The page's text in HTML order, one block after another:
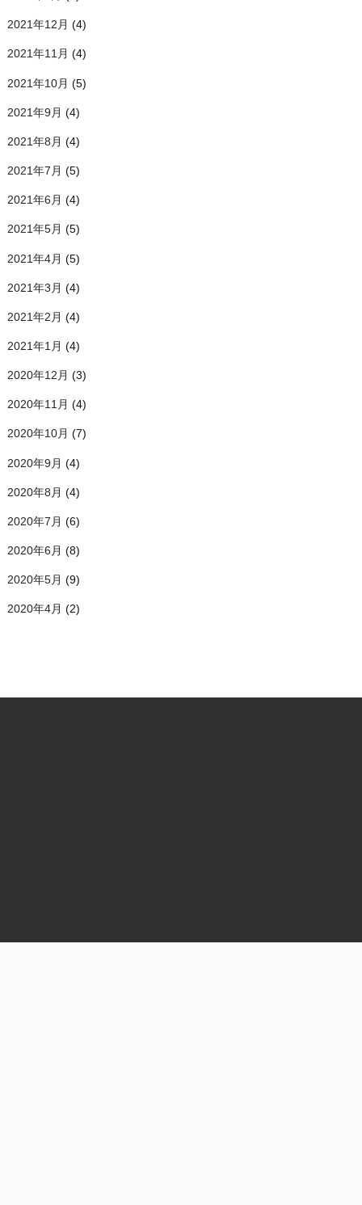
2021年12月 (4)
2021年11月 (4)
2021年10月 (5)
2021年9月 (4)
2021年8月 (4)
2021年7月 (5)
2021年6月 (4)
2021年5月 (5)
2021年4月 (5)
2021年3月 (4)
2021年2月 (4)
2021年1月 (4)
2020年12月 (3)
2020年11月 (4)
2020年10月 (7)
2020年9月 (4)
2020年8月 (4)
2020年7月 (6)
2020年6月 (8)
2020年5月 (9)
2020年4月 (2)